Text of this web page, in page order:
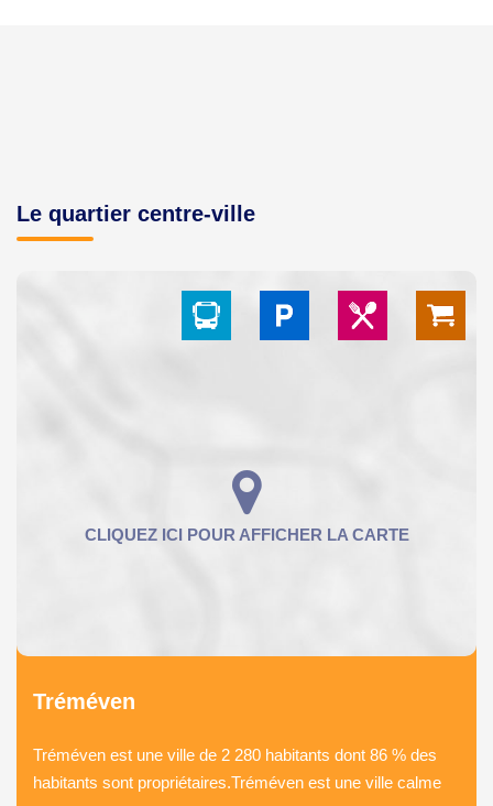
Le quartier centre-ville
Tréméven
Tréméven est une ville de 2 280 habitants dont 86 % des
habitants sont propriétaires.Tréméven est une ville calme